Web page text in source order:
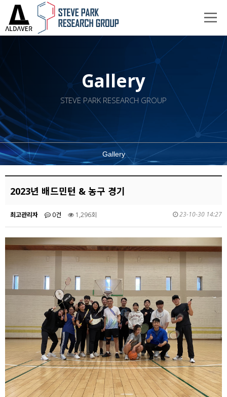
Gallery
STEVE PARK RESEARCH GROUP
Gallery
2023년 배드민턴 & 농구 경기
최고관리자 0건 1,296회 23-10-30 14:27